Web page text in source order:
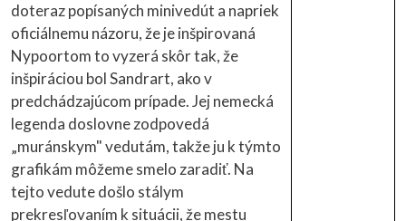
doteraz popísaných minivedút a napriek
oficiálnemu názoru, že je inšpirovaná
Nypoortom to vyzerá skôr tak, že
inšpiráciou bol Sandrart, ako v
predchádzajúcom prípade. Jej nemecká
legenda doslovne zodpovedá
„muránskym" vedutám, takže ju k týmto
grafikám môžeme smelo zaradiť. Na
tejto vedute došlo stálym
prekresľovaním k situácii, že mestu